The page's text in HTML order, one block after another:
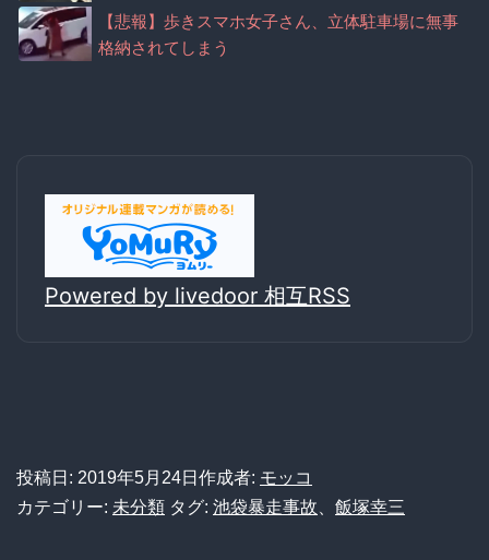
【悲報】歩きスマホ女子さん、立体駐車場に無事
格納されてしまう
Powered by livedoor 相互RSS
投稿日: 2019年5月24日 作成者: モッコ
カテゴリー: 未分類 タグ: 池袋暴走事故 飯塚幸三